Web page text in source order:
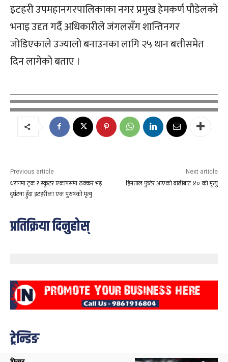
इटहरी उपमहानगरपालिकाका नगर प्रमुख हेमकर्ण पौडेलको
भनाइ उदृत गर्दै अधिकारीले जंगलसँग शान्तिनगर
जोडिएकाले उज्यालो बनाउनका लागि २५ थान बत्तीसमेत
दिन लागेको बताए ।
Previous article
धरानमा ट्रक र स्कुटर एकापसमा ठक्कर भइ
दुर्घटना हुँदा इटहरीका एक पुरुषको मृत्यु
Next article
हिमताल फुटेर आएको बाढीबाट ४० को मृत्यु
प्रतिक्रिया दिनुहोस्
ट्रेन्डिङ